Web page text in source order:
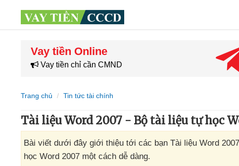
Vay tiền Online
Vay tiền chỉ cần CMND
Trang chủ Tin tức tài chính
Tài liệu Word 2007 - Bộ tài liệu tự học
Bài viết dưới đây giới thiệu tới các bạn Tài liệu Word
học Word 2007 một cách dễ dàng.